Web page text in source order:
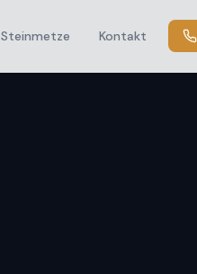
Steinmetze Kontakt